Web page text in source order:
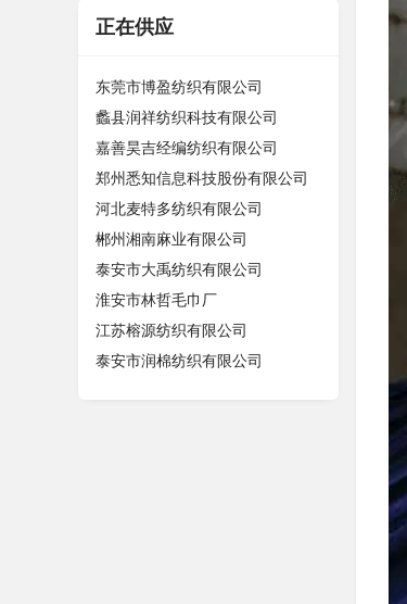
正在供应
东莞市博盈纺织有限公司
蠡县润祥纺织科技有限公司
嘉善昊吉经编纺织有限公司
郑州悉知信息科技股份有限公司
河北麦特多纺织有限公司
郴州湘南麻业有限公司
泰安市大禹纺织有限公司
淮安市林哲毛巾厂
江苏榕源纺织有限公司
泰安市润棉纺织有限公司